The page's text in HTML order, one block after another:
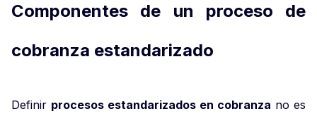
Componentes de un proceso de
cobranza estandarizado
Definir procesos estandarizados en cobranza no es